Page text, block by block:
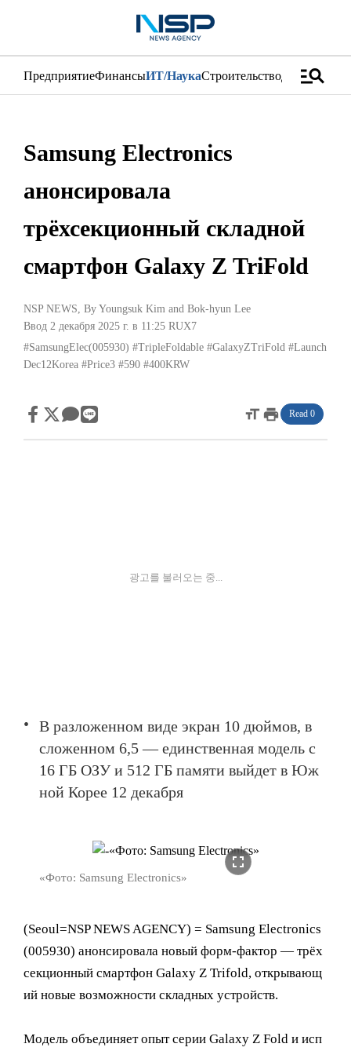
ПредприятиеФинансыИТ/НаукаСтроительство manage_search
Samsung Electronics
анонсировала
трёхсекционный складной
смартфон Galaxy Z TriFold
NSP NEWS, By Youngsuk Kim and Bok-hyun Lee
Ввод 2 декабря 2025 г. в 11:25 RUX7
#SamsungElec(005930) #TripleFoldable #GalaxyZTriFold #Launch
Dec12Korea #Price3 #590 #400KRW
format_sizeprint Read 0
광고를 불러오는 중...
В разложенном виде экран 10 дюймов, в
сложенном 6,5 — единственная модель с
16 ГБ ОЗУ и 512 ГБ памяти выйдет в Юж
ной Корее 12 декабря
fullscreen
«Фото: Samsung Electronics»
(Seoul=NSP NEWS AGENCY) = Samsung Electronics
(005930) анонсировала новый форм-фактор — трёх
секционный смартфон Galaxy Z Trifold, открывающ
ий новые возможности складных устройств.
Модель объединяет опыт серии Galaxy Z Fold и исп